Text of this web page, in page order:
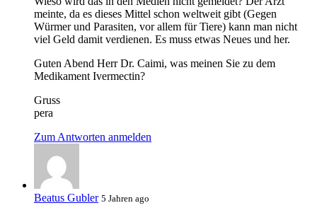
meinte, da es dieses Mittel schon weltweit gibt (Gegen
Würmer und Parasiten, vor allem für Tiere) kann man nicht
viel Geld damit verdienen. Es muss etwas Neues und her.
Guten Abend Herr Dr. Caimi, was meinen Sie zu dem
Medikament Ivermectin?
Gruss
pera
Zum Antworten anmelden
Beatus Gubler 5 Jahren ago